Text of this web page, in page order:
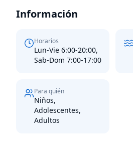
Información
Horarios
Lun-Vie 6:00-20:00,
Sab-Dom 7:00-17:00
Para quién
Niños,
Adolescentes,
Adultos